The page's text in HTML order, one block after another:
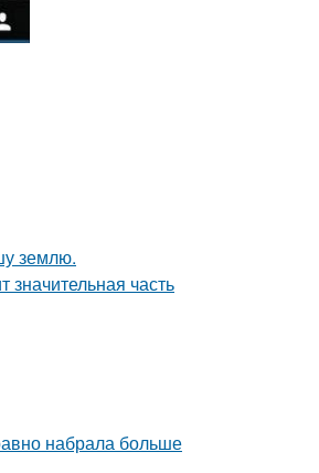
землю.
часть
набрала больше